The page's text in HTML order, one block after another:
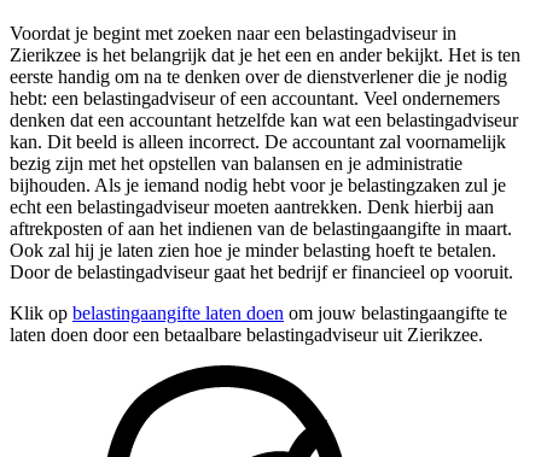
Voordat je begint met zoeken naar een belastingadviseur in
Zierikzee is het belangrijk dat je het een en ander bekijkt. Het is ten
eerste handig om na te denken over de dienstverlener die je nodig
hebt: een belastingadviseur of een accountant. Veel ondernemers
denken dat een accountant hetzelfde kan wat een belastingadviseur
kan. Dit beeld is alleen incorrect. De accountant zal voornamelijk
bezig zijn met het opstellen van balansen en je administratie
bijhouden. Als je iemand nodig hebt voor je belastingzaken zul je
echt een belastingadviseur moeten aantrekken. Denk hierbij aan
aftrekposten of aan het indienen van de belastingaangifte in maart.
Ook zal hij je laten zien hoe je minder belasting hoeft te betalen.
Door de belastingadviseur gaat het bedrijf er financieel op vooruit.
Klik op belastingaangifte laten doen om jouw belastingaangifte te
laten doen door een betaalbare belastingadviseur uit Zierikzee.